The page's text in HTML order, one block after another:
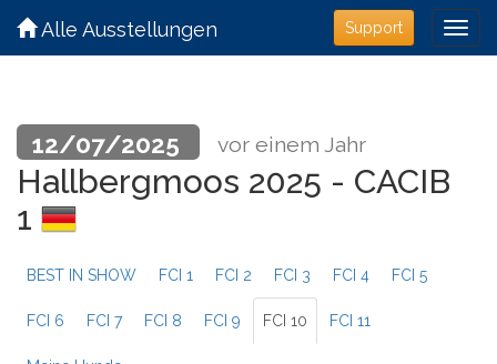
Support
Alle Ausstellungen
12/07/2025 vor einem Jahr
Hallbergmoos 2025 - CACIB
1
BEST IN SHOW FCI 1 FCI 2 FCI 3 FCI 4 FCI 5
FCI 6 FCI 7 FCI 8 FCI 9 FCI 10 FCI 11